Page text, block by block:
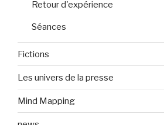
Retour d'expérience
Séances
Fictions
Les univers de la presse
Mind Mapping